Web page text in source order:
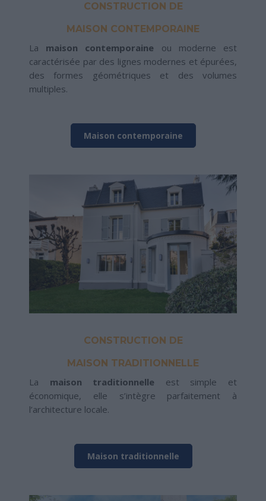
CONSTRUCTION DE
MAISON CONTEMPORAINE
La maison contemporaine ou moderne est
caractérisée par des lignes modernes et épurées,
des formes géométriques et des volumes
multiples.
Maison contemporaine
CONSTRUCTION DE
MAISON TRADITIONNELLE
La maison traditionnelle est simple et
économique, elle s’intègre parfaitement à
l’architecture locale.
Maison traditionnelle